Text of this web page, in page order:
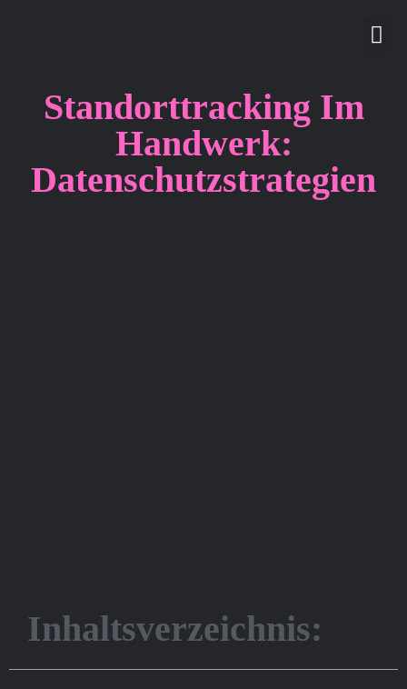
Standorttracking Im
Handwerk:
Datenschutzstrategien
Inhaltsverzeichnis: